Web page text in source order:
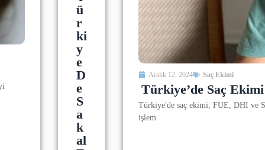
Ü
R
Ki
Y
E
D
E
S
A
K
Al
Aralık 12, 2024 Saç Ekimi
Türkiye’de Saç Ekimi
Türkiye'de saç ekimi; FUE, DHI ve
işlem